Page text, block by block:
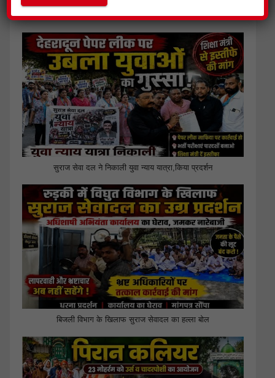
जिला प्रेस क्लब हरिद्वार ने की पत्रकार सुरक्षा आयोग गठित किए जाने की
मांग
सुराज सेवा दल ने निकाली युवा न्याय यात्रा,किया प्रदर्शन
बिजली विभाग के खिलाफ सुराज सेवादल का हल्ला बोल